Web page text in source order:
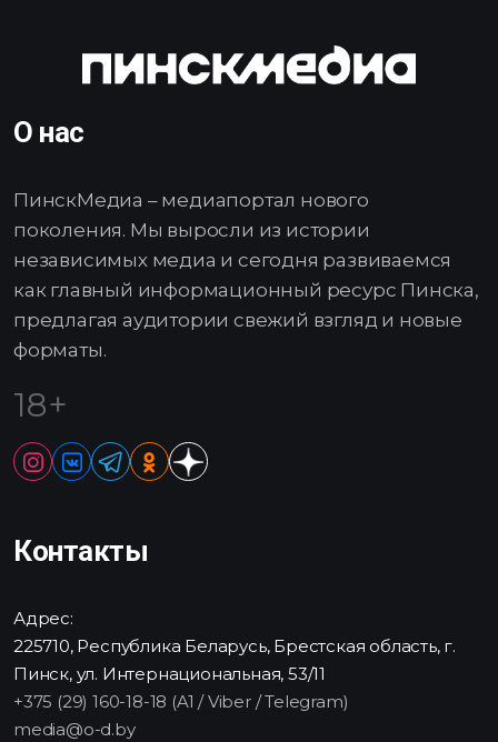
О нас
ПинскМедиа – медиапортал нового
поколения. Мы выросли из истории
независимых медиа и сегодня развиваемся
как главный информационный ресурс Пинска,
предлагая аудитории свежий взгляд и новые
форматы.
18+
Контакты
Адрес:
225710, Республика Беларусь, Брестская область, г.
Пинск, ул. Интернациональная, 53/11
+375 (29) 160-18-18 (A1 / Viber / Telegram)
media@o-d.by